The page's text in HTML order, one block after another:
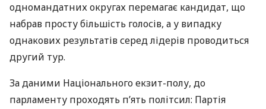
одномандатних округах перемагає кандидат, що
набрав просту більшість голосів, а у випадку
однакових результатів серед лідерів проводиться
другий тур.
За даними Національного екзит-полу, до
парламенту проходять п’ять політсил: Партія